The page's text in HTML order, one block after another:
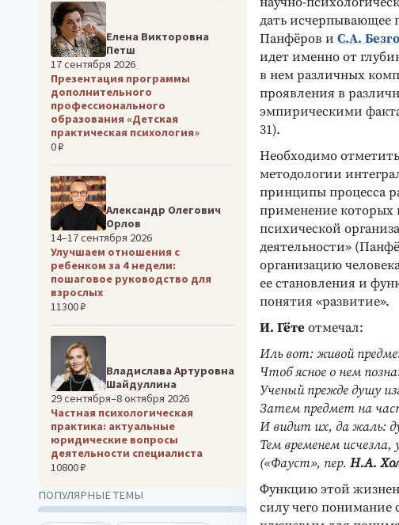
дать исчерпывающее
Панфёров и С.А.
идет именно от
в нем различных
проявления в
эмпирическими
31).
Необходимо
методологии
принципы процесса
применение которых
психической
деятельности»
организацию
ее становления и
понятия «развитие».
И. Гётеотмечал:
Иль вот: живой
Чтоб ясное о нем
Ученый прежде душу
Затем предмет на
И видит их, да жаль:
Тем временем исчезла,
(«Фауст», пер. Н.А.
Функцию этой
силу чего понимание
Елена Викторовна
Петш
17 сентября 2026
Презентация программы
дополнительного
профессионального
образования «Детская
практическая психология»
0 ₽
Александр Олегович
Орлов
14–17 сентября 2026
Улучшаем отношения с
ребенком за 4 недели:
пошаговое руководство для
взрослых
11300 ₽
Владислава Артуровна
Шайдуллина
29 сентября–8 октября 2026
Частная психологическая
практика: актуальные
юридические вопросы
деятельности специалиста
10800 ₽
ПОПУЛЯРНЫЕ ТЕМЫ